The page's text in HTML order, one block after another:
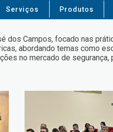
Serviços Produtos
dos Campos, focado nas
abordando temas como
no mercado de